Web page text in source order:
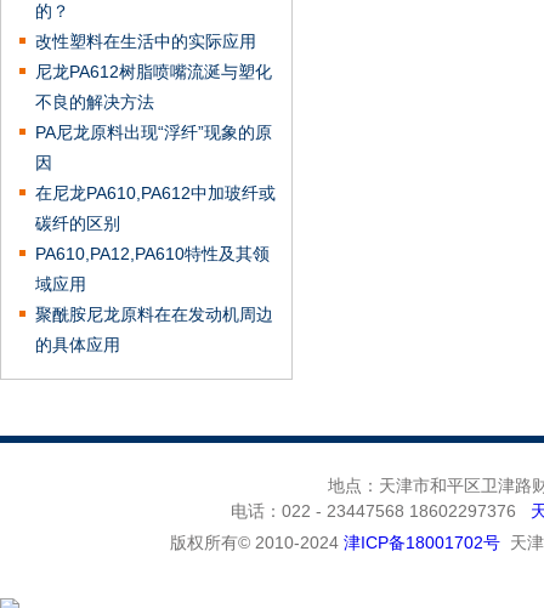
的？
改性塑料在生活中的实际应用
尼龙PA612树脂喷嘴流涎与塑化
不良的解决方法
PA尼龙原料出现“浮纤”现象的原
因
在尼龙PA610,PA612中加玻纤或
碳纤的区别
PA610,PA12,PA610特性及其领
域应用
聚酰胺尼龙原料在在发动机周边
的具体应用
地点：天津市和平区卫津
电话：022 - 23447568 18602297376
版权所有© 2010-2024 津ICP备18001702号 天